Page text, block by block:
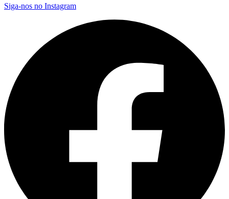
Siga-nos no Instagram